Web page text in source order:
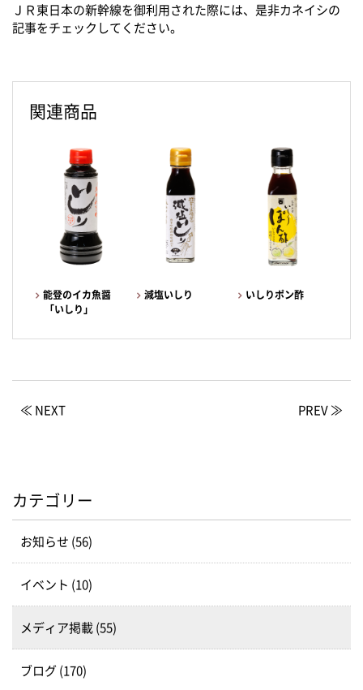
ＪＲ東日本の新幹線を御利用された際には、是非カネイシの
記事をチェックしてください。
関連商品
能登のイカ魚醤
「いしり」
減塩いしり いしりポン酢
≪ NEXT PREV ≫
カテゴリー
お知らせ (56)
イベント (10)
メディア掲載 (55)
ブログ (170)